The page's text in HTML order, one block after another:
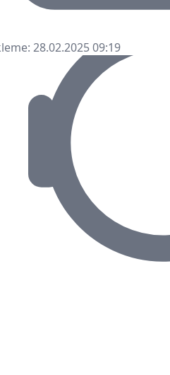
28.02.2025 09:19